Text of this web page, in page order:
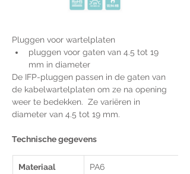
Pluggen voor wartelplaten
pluggen voor gaten van 4.5 tot 19
mm in diameter
De IFP-pluggen passen in de gaten van
de kabelwartelplaten om ze na opening
weer te bedekken.  Ze variëren in
diameter van 4.5 tot 19 mm.
Technische gegevens
Materiaal PA6